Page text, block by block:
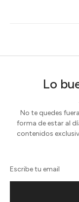
Lo
No te quedes
forma de estar al
contenidos